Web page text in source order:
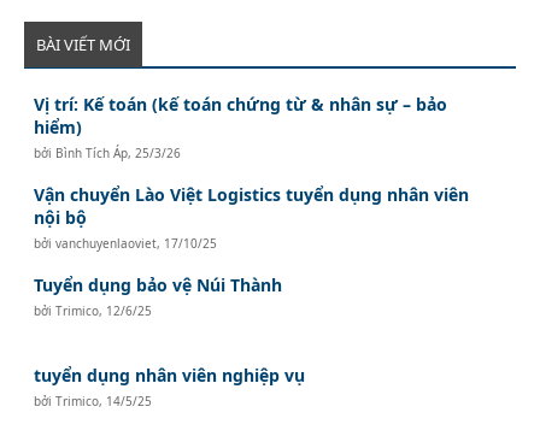
BÀI VIẾT MỚI
Vị trí: Kế toán (kế toán chứng từ & nhân sự – bảo
hiểm)
bởi Bình Tích Áp, 25/3/26
Vận chuyển Lào Việt Logistics tuyển dụng nhân viên
nội bộ
bởivanchuyenlaoviet, 17/10/25
Tuyển dụng bảo vệ Núi Thành
bởiTrimico, 12/6/25
tuyển dụng nhân viên nghiệp vụ
bởiTrimico, 14/5/25